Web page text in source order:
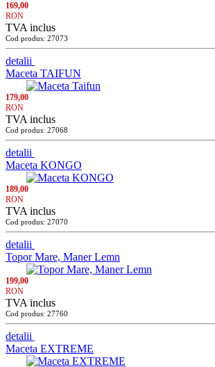
169,00
RON
TVA inclus
Cod produs: 27073
detalii
Maceta TAIFUN
179,00
RON
TVA inclus
Cod produs: 27068
detalii
Maceta KONGO
189,00
RON
TVA inclus
Cod produs: 27070
detalii
Topor Mare, Maner Lemn
199,00
RON
TVA inclus
Cod produs: 27760
detalii
Maceta EXTREME